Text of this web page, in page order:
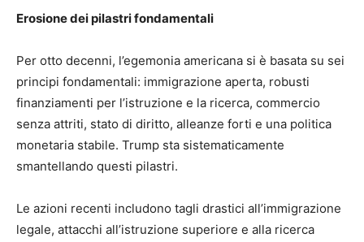
Erosione dei pilastri fondamentali
Per otto decenni, l’egemonia americana si è basata su sei
principi fondamentali: immigrazione aperta, robusti
finanziamenti per l’istruzione e la ricerca, commercio
senza attriti, stato di diritto, alleanze forti e una politica
monetaria stabile. Trump sta sistematicamente
smantellando questi pilastri.
Le azioni recenti includono tagli drastici all’immigrazione
legale, attacchi all’istruzione superiore e alla ricerca